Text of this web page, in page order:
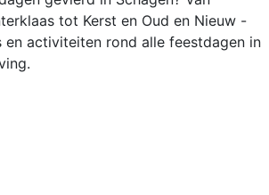
tot Kerst en Oud en Nieuw -
en activiteiten rond alle feestdagen in